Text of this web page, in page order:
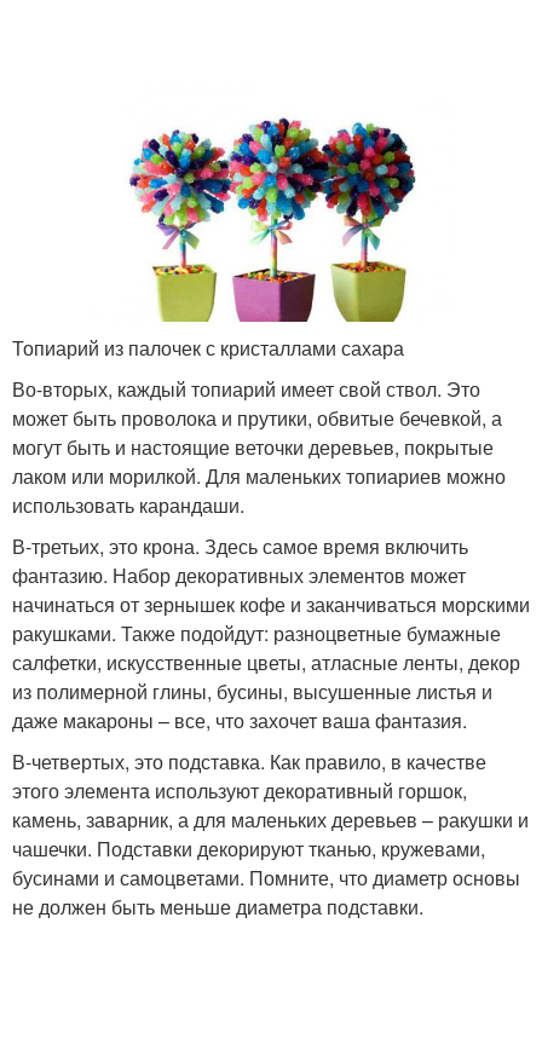
Топиарий из палочек с кристаллами сахара
Во-вторых, каждый топиарий имеет свой ствол. Это
может быть проволока и прутики, обвитые бечевкой, а
могут быть и настоящие веточки деревьев, покрытые
лаком или морилкой. Для маленьких топиариев можно
использовать карандаши.
В-третьих, это крона. Здесь самое время включить
фантазию. Набор декоративных элементов может
начинаться от зернышек кофе и заканчиваться морскими
ракушками. Также подойдут: разноцветные бумажные
салфетки, искусственные цветы, атласные ленты, декор
из полимерной глины, бусины, высушенные листья и
даже макароны – все, что захочет ваша фантазия.
В-четвертых, это подставка. Как правило, в качестве
этого элемента используют декоративный горшок,
камень, заварник, а для маленьких деревьев – ракушки и
чашечки. Подставки декорируют тканью, кружевами,
бусинами и самоцветами. Помните, что диаметр основы
не должен быть меньше диаметра подставки.